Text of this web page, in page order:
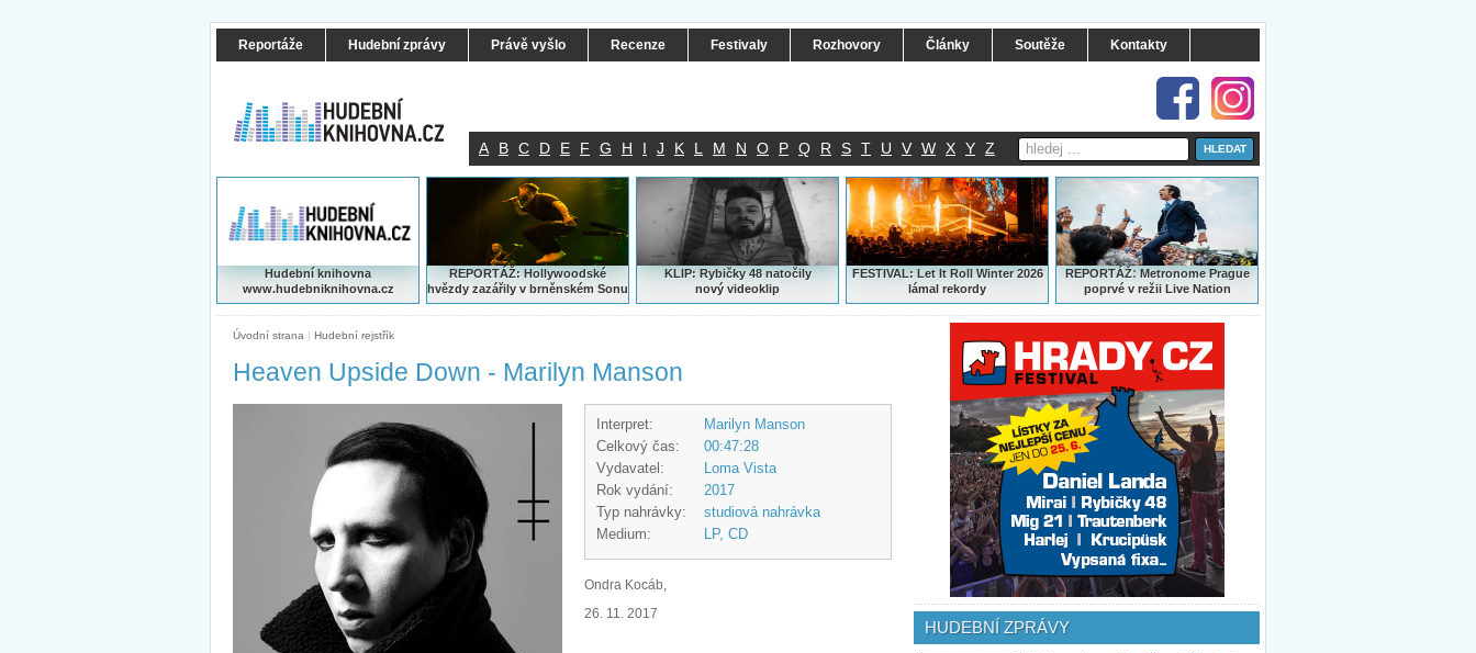
Reportáže Hudební zprávy Právě vyšlo Recenze Festivaly Rozhovory Články Soutěže Kontakty
A B C D E F G H I J K L M N O P Q R S T U V W X Y Z
Hudební knihovna
www.hudebniknihovna.cz
REPORTÁŽ: Hollywoodské
hvězdy zazářily v brněnském Sonu
KLIP: Rybičky 48 natočily
nový videoklip
FESTIVAL: Let It Roll Winter 2026
lámal rekordy
REPORTÁŽ:Metronome Prague
poprvé v režii Live Nation
Úvodní strana | Hudební rejstřík
Heaven Upside Down - Marilyn Manson
Interpret:
Marilyn Manson
Celkový čas:
00:47:28
Vydavatel:
Loma Vista
Rok vydání:
2017
Typ nahrávky:
studiová nahrávka
Medium:
LP, CD
Ondra Kocáb,
26. 11. 2017
HUDEBNÍ ZPRÁVY